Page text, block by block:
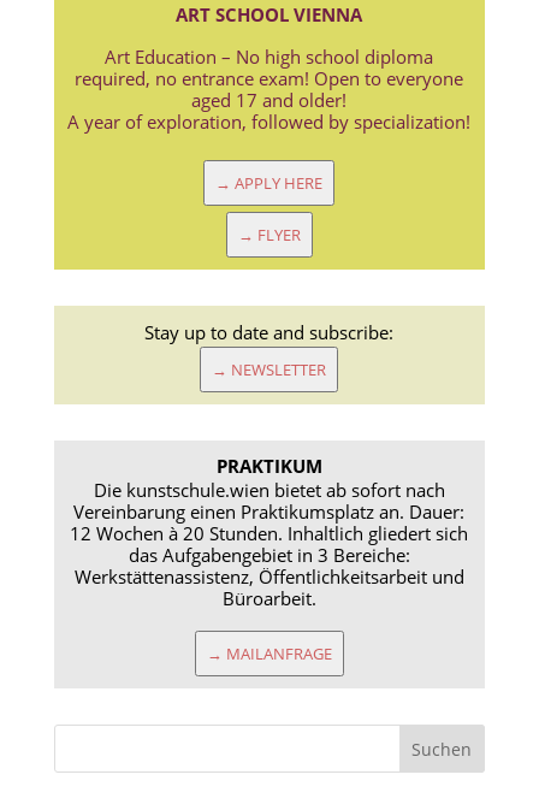
ART SCHOOL VIENNA
Art Education – No high school diploma
required, no entrance exam! Open to everyone
aged 17 and older!
A year of exploration, followed by specialization!
→ APPLY HERE
→ FLYER
Stay up to date and subscribe:
→ NEWSLETTER
PRAKTIKUM
Die kunstschule.wien bietet ab sofort nach
Vereinbarung einen Praktikumsplatz an. Dauer:
12 Wochen à 20 Stunden. Inhaltlich gliedert sich
das Aufgabengebiet in 3 Bereiche:
Werkstättenassistenz, Öffentlichkeitsarbeit und
Büroarbeit.
→ MAILANFRAGE